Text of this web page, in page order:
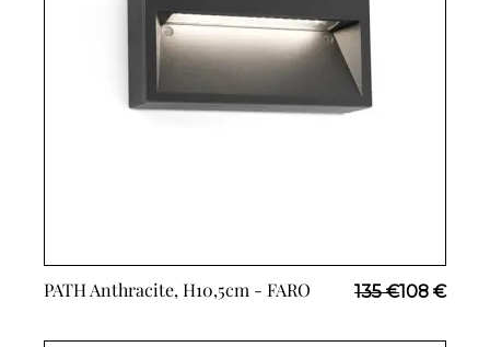
PATH Anthracite, H10,5cm - FARO 135 €Prix Spécial
108 €